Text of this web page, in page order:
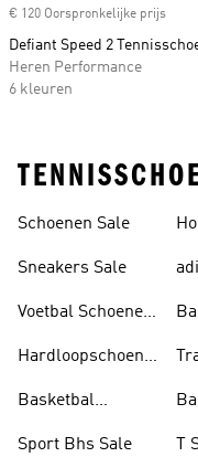
€ 120 Oorspronkelijke prijs
Defiant Speed 2
Heren Performance
6 kleuren
Schoenen Sale
Sneakers Sale
Voetbal Schoenen
Hardloopschoenen
Basketbal
Sport Bhs Sale
T